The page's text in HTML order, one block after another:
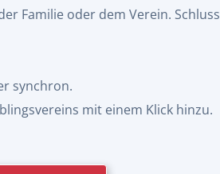
Familie oder dem Verein. Schluss
synchron.
mit einem Klick hinzu.